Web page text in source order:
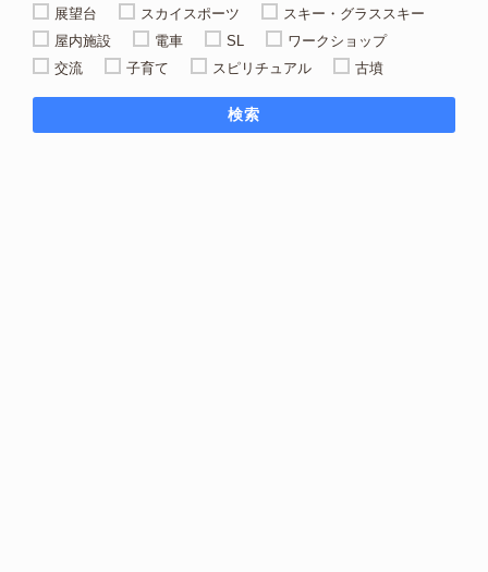
展望台
スカイスポーツ
スキー・グラススキー
屋内施設
電車 SL
ワークショップ
交流
子育て スピリチュアル 古墳
検索